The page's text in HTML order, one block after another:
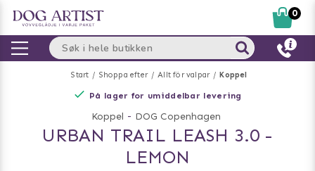
Start Shoppa efter Allt för valpar Koppel
På lager for umiddelbar levering
Koppel - DOG Copenhagen
URBAN TRAIL LEASH 3.0 -
LEMON
0